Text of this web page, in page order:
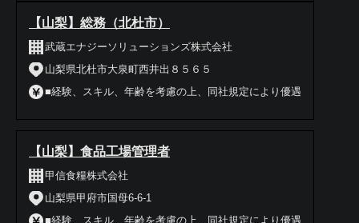
【山梨】総務（北杜市）
武蔵エナジーソリューションズ株式会社
山梨県北杜市大泉町西井出８５６５
■経験、スキル、年齢を考慮の上、同社規定により優遇
【山梨】食品工場管理者
甲信食糧株式会社
山梨県甲府市国母6-6-1
■経験、スキル、年齢を考慮の上、同社規定により優遇